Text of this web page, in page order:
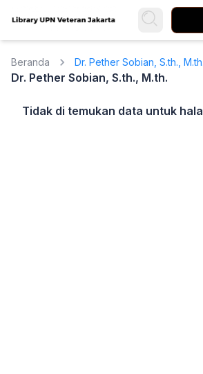
Beranda Dr. Pether Sobian, S.th., M.th.
Dr. Pether Sobian, S.th., M.th.
Tidak di temukan data untuk